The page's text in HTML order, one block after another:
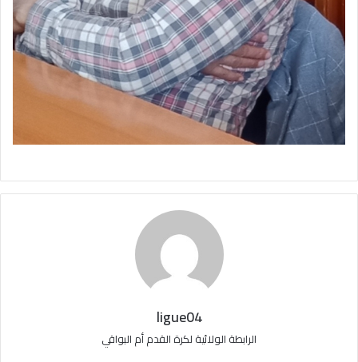
ligue04
الرابطة الولائية لكرة القدم أم البواقي